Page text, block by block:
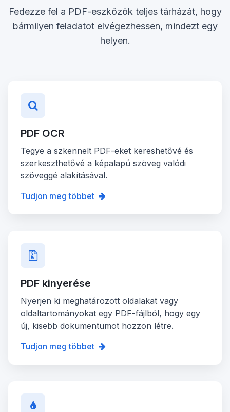
Fedezze fel a PDF-eszközök teljes tárházát, hogy
bármilyen feladatot elvégezhessen, mindezt egy
helyen.
PDF OCR
Tegye a szkennelt PDF-eket kereshetővé és
szerkeszthetővé a képalapú szöveg valódi
szöveggé alakításával.
Tudjon meg többet
PDF kinyerése
Nyerjen ki meghatározott oldalakat vagy
oldaltartományokat egy PDF-fájlból, hogy egy
új, kisebb dokumentumot hozzon létre.
Tudjon meg többet